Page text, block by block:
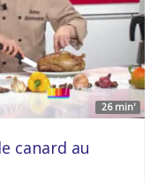
26 min'
canard au